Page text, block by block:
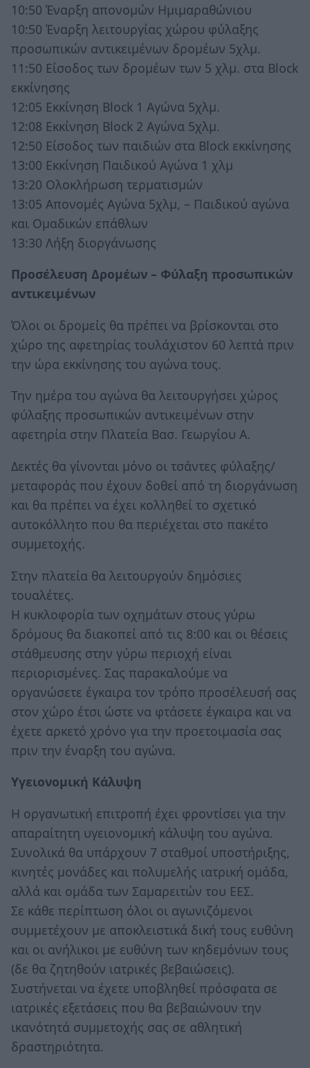
10:50 Έναρξη απονομών Ημιμαραθώνιου
10:50 Έναρξη λειτουργίας χώρου φύλαξης
προσωπικών αντικειμένων δρομέων 5χλμ.
11:50 Είσοδος των δρομέων των 5 χλμ. στα Block
εκκίνησης
12:05 Εκκίνηση Block 1 Αγώνα 5χλμ.
12:08 Εκκίνηση Block 2 Αγώνα 5χλμ.
12:50 Είσοδος των παιδιών στα Block εκκίνησης
13:00 Εκκίνηση Παιδικού Αγώνα 1 χλμ
13:20 Ολοκλήρωση τερματισμών
13:05 Απονομές Αγώνα 5χλμ, – Παιδικού αγώνα
και Ομαδικών επάθλων
13:30 Λήξη διοργάνωσης
Προσέλευση Δρομέων – Φύλαξη προσωπικών
αντικειμένων
Όλοι οι δρομείς θα πρέπει να βρίσκονται στο
χώρο της αφετηρίας τουλάχιστον 60 λεπτά πριν
την ώρα εκκίνησης του αγώνα τους.
Την ημέρα του αγώνα θα λειτουργήσει χώρος
φύλαξης προσωπικών αντικειμένων στην
αφετηρία στην Πλατεία Βασ. Γεωργίου Α.
Δεκτές θα γίνονται μόνο οι τσάντες φύλαξης/
μεταφοράς που έχουν δοθεί από τη διοργάνωση
και θα πρέπει να έχει κολληθεί το σχετικό
αυτοκόλλητο που θα περιέχεται στο πακέτο
συμμετοχής.
Στην πλατεία θα λειτουργούν δημόσιες
τουαλέτες.
Η κυκλοφορία των οχημάτων στους γύρω
δρόμους θα διακοπεί από τις 8:00 και οι θέσεις
στάθμευσης στην γύρω περιοχή είναι
περιορισμένες. Σας παρακαλούμε να
οργανώσετε έγκαιρα τον τρόπο προσέλευσή σας
στον χώρο έτσι ώστε να φτάσετε έγκαιρα και να
έχετε αρκετό χρόνο για την προετοιμασία σας
πριν την έναρξη του αγώνα.
Υγειονομική Κάλυψη
Η οργανωτική επιτροπή έχει φροντίσει για την
απαραίτητη υγειονομική κάλυψη του αγώνα.
Συνολικά θα υπάρχουν 7 σταθμοί υποστήριξης,
κινητές μονάδες και πολυμελής ιατρική ομάδα,
αλλά και ομάδα των Σαμαρειτών του ΕΕΣ.
Σε κάθε περίπτωση όλοι οι αγωνιζόμενοι
συμμετέχουν με αποκλειστικά δική τους ευθύνη
και οι ανήλικοι με ευθύνη των κηδεμόνων τους
(δε θα ζητηθούν ιατρικές βεβαιώσεις).
Συστήνεται να έχετε υποβληθεί πρόσφατα σε
ιατρικές εξετάσεις που θα βεβαιώνουν την
ικανότητά συμμετοχής σας σε αθλητική
δραστηριότητα.